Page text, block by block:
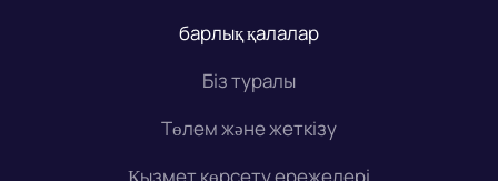
барлық қалалар
Біз туралы
Төлем және жеткізу